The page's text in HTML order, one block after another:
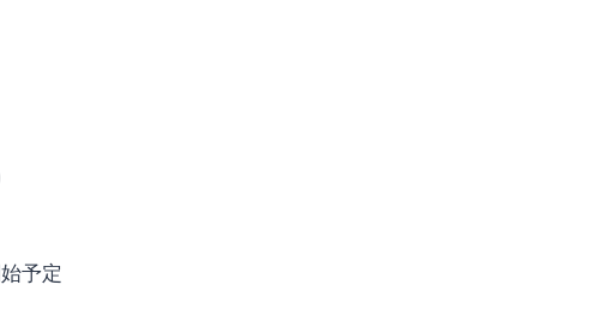
予定